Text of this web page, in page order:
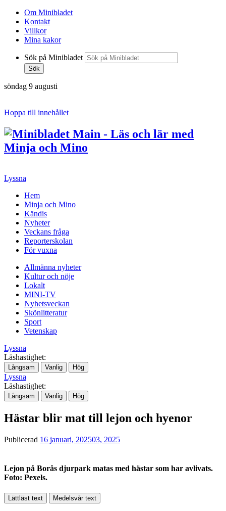
Om Minibladet
Kontakt
Villkor
Mina kakor
Sök på Minibladet
Sök
söndag 9 augusti
Hoppa till innehållet
Lyssna
Hem
Minja och Mino
Kändis
Nyheter
Veckans fråga
Reporterskolan
För vuxna
Allmänna nyheter
Kultur och nöje
Lokalt
MINI-TV
Nyhetsveckan
Skönlitteratur
Sport
Vetenskap
Lyssna
Läshastighet:
Långsam Vanlig Hög
Lyssna
Läshastighet:
Långsam Vanlig Hög
Hästar blir mat till lejon och hyenor
Publicerad 16 januari, 202503, 2025
Lejon på Borås djurpark matas med hästar som har avlivats.
Foto: Pexels.
Lättläst text Medelsvår text